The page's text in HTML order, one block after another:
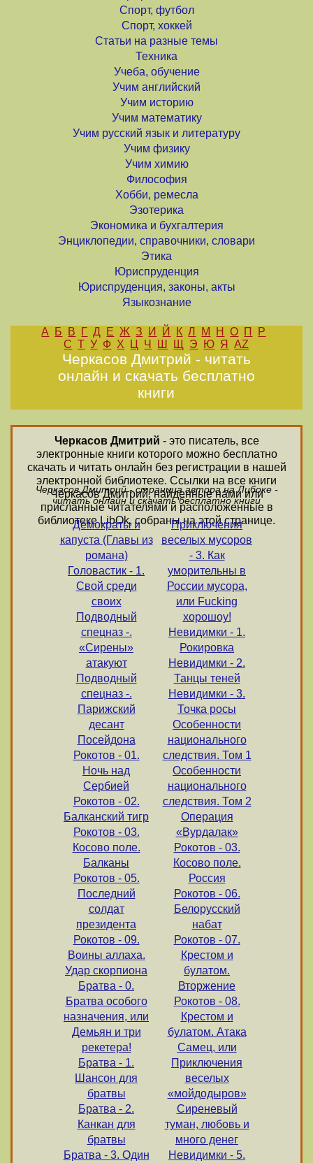
Спорт, футбол
Спорт, хоккей
Статьи на разные темы
Техника
Учеба, обучение
Учим английский
Учим историю
Учим математику
Учим русский язык и литературу
Учим физику
Учим химию
Философия
Хобби, ремесла
Эзотерика
Экономика и бухгалтерия
Энциклопедии, справочники, словари
Этика
Юриспруденция
Юриспруденция, законы, акты
Языкознание
А Б В Г Д Е Ж З И Й К Л М Н О П
Р
С Т У Ф Х Ц Ч Ш Щ Э Ю Я AZ
Черкасов Дмитрий - читать
онлайн и скачать бесплатно
книги
Черкасов Дмитрий - это писатель, все
электронные книги которого можно бесплатно
скачать и читать онлайн без регистрации в нашей
электронной библиотеке. Ссылки на все книги
Черкасов Дмитрий, найденные нами или
присланные читателями и расположенные в
библиотеке LibOk, собраны на этой странице.
Черкасов Дмитрий - страница автора на Либоке -
читать онлайн и скачать бесплатно книги
Демократы и
капуста (Главы из
романа)
Головастик - 1.
Свой среди
своих
Подводный
спецназ -.
«Сирены»
атакуют
Подводный
спецназ -.
Парижский
десант
Посейдона
Рокотов - 01.
Ночь над
Cербией
Рокотов - 02.
Балканский тигр
Рокотов - 03.
Косово поле.
Балканы
Рокотов - 05.
Последний
солдат
президента
Рокотов - 09.
Воины аллаха.
Удар скорпиона
Братва - 0.
Братва особого
назначения, или
Демьян и три
рекетера!
Братва - 1.
Шансон для
братвы
Братва - 2.
Канкан для
братвы
Братва - 3. Один
Приключения
веселых мусоров
- 3. Как
уморительны в
России мусора,
или Fucking
хорошоу!
Невидимки - 1.
Рокировка
Невидимки - 2.
Танцы теней
Невидимки - 3.
Точка росы
Особенности
национального
следствия. Том 1
Особенности
национального
следствия. Том 2
Операция
«Вурдалак»
Рокотов - 03.
Косово поле.
Россия
Рокотов - 06.
Белорусский
набат
Рокотов - 07.
Крестом и
булатом.
Вторжение
Рокотов - 08.
Крестом и
булатом. Атака
Самец, или
Приключения
веселых
«мойдодыров»
Сиреневый
туман, любовь и
много денег
Невидимки - 5.